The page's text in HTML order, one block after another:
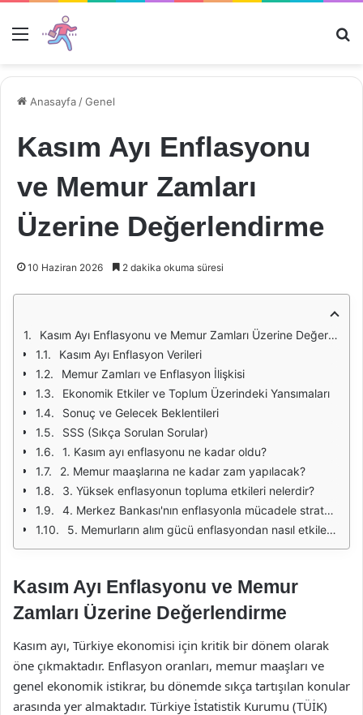
Menü
Anasayfa /Genel
Kasım Ayı Enflasyonu
ve Memur Zamları
Üzerine Değerlendirme
10 Haziran 2026 2 dakika okuma süresi
Kasım Ayı Enflasyonu ve Memur Zamları Üzerine Değerlendirme
Kasım Ayı Enflasyon Verileri
Memur Zamları ve Enflasyon İlişkisi
Ekonomik Etkiler ve Toplum Üzerindeki Yansımaları
Sonuç ve Gelecek Beklentileri
SSS (Sıkça Sorulan Sorular)
1. Kasım ayı enflasyonu ne kadar oldu?
2. Memur maaşlarına ne kadar zam yapılacak?
3. Yüksek enflasyonun topluma etkileri nelerdir?
4. Merkez Bankası'nın enflasyonla mücadele stratejisi nedir?
5. Memurların alım gücü enflasyondan nasıl etkileniyor?
Kasım Ayı Enflasyonu ve Memur
Zamları Üzerine Değerlendirme
Kasım ayı, Türkiye ekonomisi için kritik bir dönem olarak
öne çıkmaktadır. Enflasyon oranları, memur maaşları ve
genel ekonomik istikrar, bu dönemde sıkça tartışılan konular
arasında yer almaktadır. Türkiye İstatistik Kurumu (TÜİK)